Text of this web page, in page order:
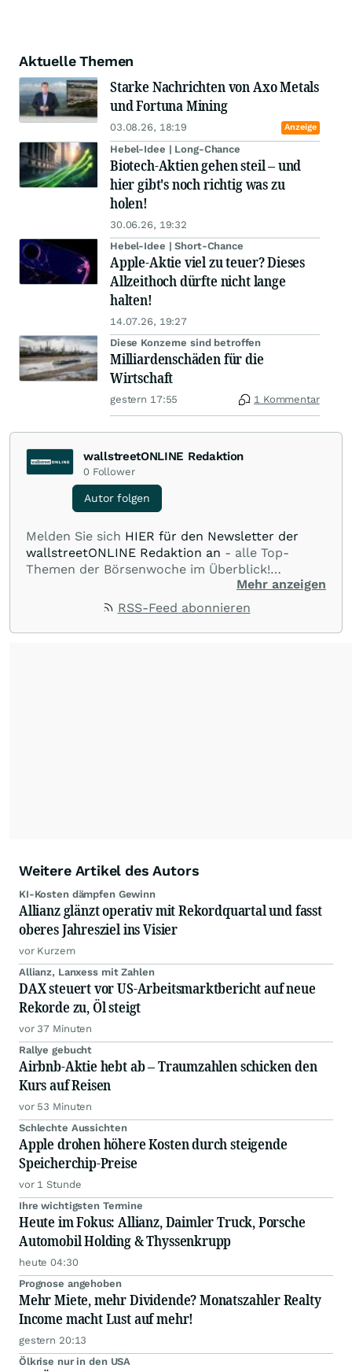
Aktuelle Themen
Starke Nachrichten von Axo Metals
und Fortuna Mining
03.08.26, 18:19 Anzeige
Hebel-Idee | Long-Chance
Biotech-Aktien gehen steil – und
hier gibt's noch richtig was zu
holen!
30.06.26, 19:32
Hebel-Idee | Short-Chance
Apple-Aktie viel zu teuer? Dieses
Allzeithoch dürfte nicht lange
halten!
14.07.26, 19:27
Diese Konzerne sind betroffen
Milliardenschäden für die
Wirtschaft
gestern 17:55 1 Kommentar
wallstreetONLINE Redaktion
0 Follower
Autor folgen
Melden Sie sich HIER für den Newsletter der
wallstreetONLINE Redaktion an - alle Top-
Themen der Börsenwoche im Überblick!
Verpassen Sie kein wichtiges Anleger-Thema!Für
Beiträge auf diesem journalistischen Channel ist
Redaktion verantwortlich. Die Fachjournalisten
Mehr anzeigen
RSS-Feed abonnieren
Weitere Artikel des Autors
KI-Kosten dämpfen Gewinn
Allianz glänzt operativ mit Rekordquartal und fasst
oberes Jahresziel ins Visier
vor Kurzem
Allianz, Lanxess mit Zahlen
DAX steuert vor US-Arbeitsmarktbericht auf neue
Rekorde zu, Öl steigt
vor 37 Minuten
Rallye gebucht
Airbnb-Aktie hebt ab – Traumzahlen schicken den
Kurs auf Reisen
vor 53 Minuten
Schlechte Aussichten
Apple drohen höhere Kosten durch steigende
Speicherchip-Preise
vor 1 Stunde
Ihre wichtigsten Termine
Heute im Fokus: Allianz, Daimler Truck, Porsche
Automobil Holding & Thyssenkrupp
heute 04:30
Prognose angehoben
Mehr Miete, mehr Dividende? Monatszahler Realty
Income macht Lust auf mehr!
gestern 20:13
Ölkrise nur in den USA